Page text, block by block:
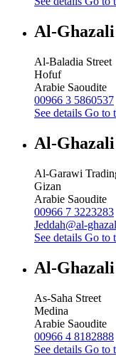
Al-
Al-Baladia Street
Hofuf
Arabie Saoudite
00966 3 5860537
See details Go to
Al-
Al-Garawi
Gizan
Arabie Saoudite
00966 7 3223283
Jeddah@al-
See details Go to
Al-
As-Saha Street
Medina
Arabie Saoudite
00966 4 8182888
See details Go to